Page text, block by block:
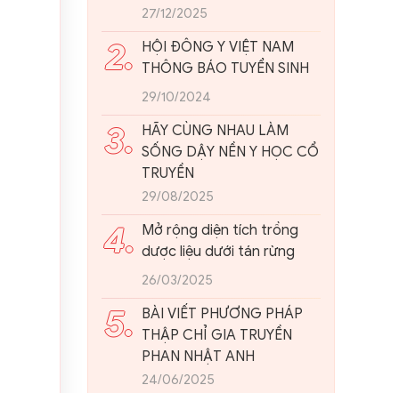
ĐẠI: NHÌN TỪ THỰC TIỄN
VIỆT NAM
27/12/2025
2. HỘI ĐÔNG Y VIỆT NAM
THÔNG BÁO TUYỂN SINH
29/10/2024
3. HÃY CÙNG NHAU LÀM
SỐNG DẬY NỀN Y HỌC CỔ
TRUYỀN
29/08/2025
4. Mở rộng diện tích trồng
dược liệu dưới tán rừng
26/03/2025
5. BÀI VIẾT PHƯƠNG PHÁP
THẬP CHỈ GIA TRUYỀN
PHAN NHẬT ANH
24/06/2025